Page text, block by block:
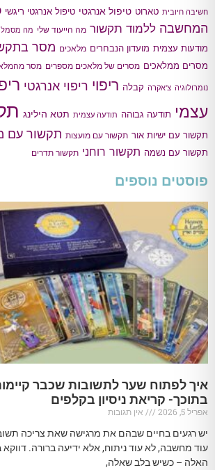
חשיבה חיובית טארוט טיפול אנרגטי טיפול אנרגטי ריגשי
המחשבה ללמוד תקשור מה הייעוד שלי מה
מודעות עצמית מועדון הנבחרים מלאכים מסר
מסרים ממלאכים מסרים של מלאכים מספרים מסר
נומרולוגיה צ'אקרה קבלה ריפוי ריפוי אנרגטי
עצמי תודעה גבוהה תודעה עצמית תטא הילינג
תקשור עם ישיות אור תקשור עם מועצות תקשור עם
תקשור עם נשמה תקשור רוחני תקשור תדרים
פוסטים נוספים
איך לפתוח שער לתשובות שכבר
בתוכך- קריאת ניסיון בקלפים
אפריל 5, 2026
אין תגובות
יש רגעים בחיים שבהם את מרגישה שאת צריכה
עוד מחשבה, לא עוד ניתוח, אלא ידיעה ברורה. דווקא
האלה – כשיש בלב שאלה,